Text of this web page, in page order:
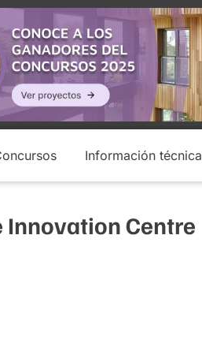
Información técnica
Centre